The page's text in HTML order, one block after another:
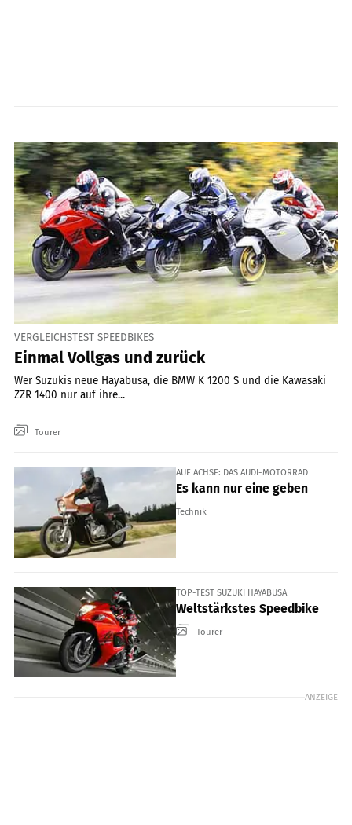
VERGLEICHSTEST SPEEDBIKES
Einmal Vollgas und zurück
Wer Suzukis neue Hayabusa, die BMW K 1200 S und die Kawasaki
ZZR 1400 nur auf ihre...
Tourer
AUF ACHSE: DAS AUDI-MOTORRAD
Es kann nur eine geben
Technik
TOP-TEST SUZUKI HAYABUSA
Weltstärkstes Speedbike
Tourer
ANZEIGE